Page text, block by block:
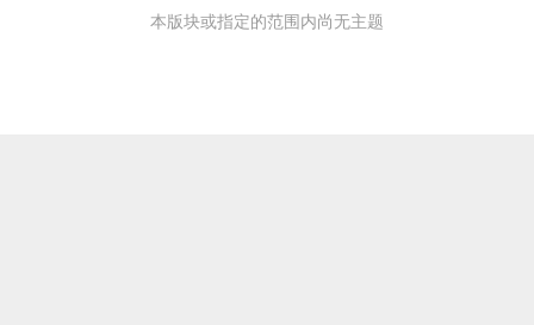
本版块或指定的范围内尚无主题